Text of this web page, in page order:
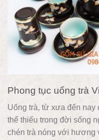
Phong tục uống trà
Uống trà, từ xưa đến nay
thể thiếu trong đời sống
chén trà nóng với hương